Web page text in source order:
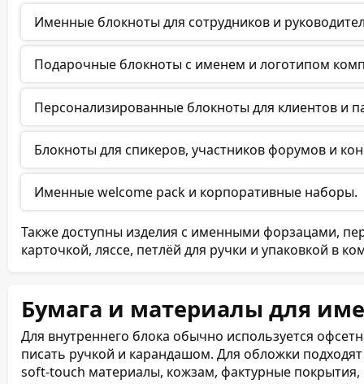
Именные блокноты для сотрудников и
Подарочные блокноты с именем и логотипом
Персонализированные блокноты для клиентов и
Блокноты для спикеров, участников форумов и
Именные welcome pack и корпоративные наборы.
Также доступны изделия с именными форзацами,
карточкой, ляссе, петлёй для ручки и упаковкой в
Бумага и материалы для
Для внутреннего блока обычно используется
писать ручкой и карандашом. Для обложки
soft-touch материалы, кожзам, фактурные